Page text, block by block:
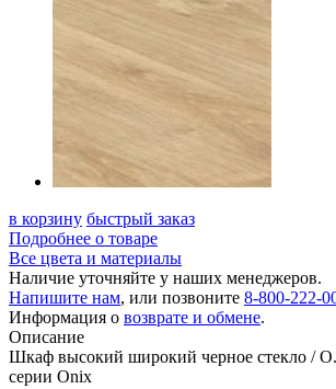
в корзину быстрый заказ
Подробнее о товаре
Все цвета и материалы
Наличие уточняйте у наших менеджеров.
Напишите нам, или позвоните 8-800-222-
Информация о возврате и обмене.
Описание
Шкаф высокий широкий черное стекло /
серии Onix